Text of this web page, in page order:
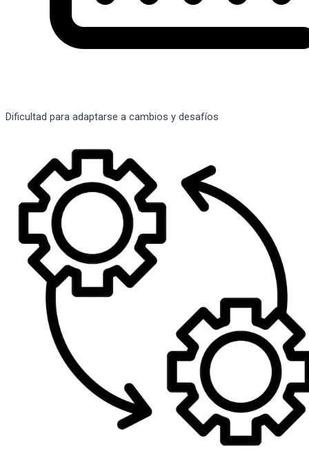
Dificultad para adaptarse a cambios y desafíos